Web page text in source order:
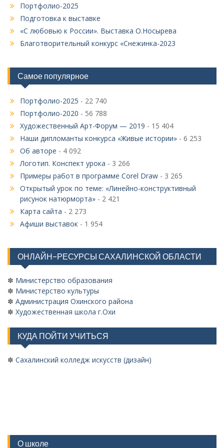
Портфолио-2025
Подготовка к выставке
«С любовью к России». Выставка О.Носырева
Благотворительный конкурс «Снежинка-2023
Самое популярное
Портфолио-2025 - 22 740
Портфолио-2020 - 56 788
Художественный Арт-Форум — 2019 - 15 404
Наши дипломанты конкурса «Живые истории» - 6 253
Об авторе - 4 092
Логотип. Конспект урока - 3 266
Примеры работ в программе Corel Draw - 3 265
Открытый урок по теме: «Линейно-конструктивный
рисунок натюрморта» - 2 421
Карта сайта - 2 273
Афиши выставок - 1 954
ОНЛАЙН-РЕСУРСЫ САХАЛИНСКОЙ ОБЛАСТИ
✽ Министерство образования
✽ Министерство культуры
✽ Администрация Охинского района
✽ Художественная школа г.Охи
КУДА ПОЙТИ УЧИТЬСЯ
✽ Сахалинский колледж искусств (дизайн)
О школе